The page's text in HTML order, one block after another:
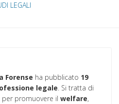
LEGALI
Forense ha pubblicato 19
legale. Si tratta di
promuovere il welfare,